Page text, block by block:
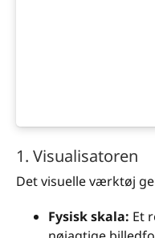
1. Visualisatoren
Det visuelle værktøj
Fysisk skala: Et